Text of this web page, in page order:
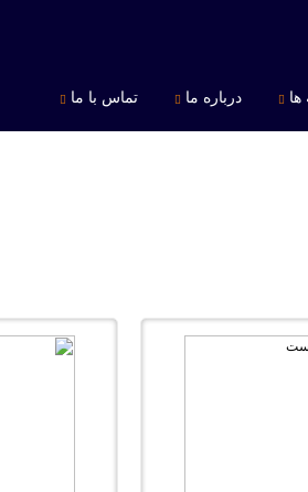
ها درباره ما تماس با ما